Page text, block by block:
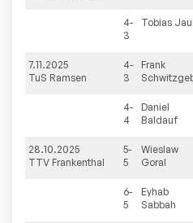
4-
3
Tobias
7.11.2025
TuS Ramsen
4-
3
Frank
4-
4
Daniel
Baldauf
28.10.2025
TTV Frankenthal
5-
5
Wieslaw
Goral
6-
5
Eyhab
Sabbah